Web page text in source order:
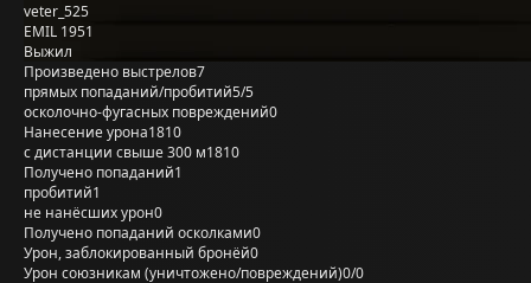
veter_525
EMIL 1951
Выжил
Произведено выстрелов7
прямых попаданий/пробитий5/5
осколочно-фугасных повреждений0
Нанесение урона1810
с дистанции свыше 300 м1810
Получено попаданий1
пробитий1
не нанёсших урон0
Получено попаданий осколками0
Урон, заблокированный бронёй0
Урон союзникам (уничтожено/повреждений)0/0